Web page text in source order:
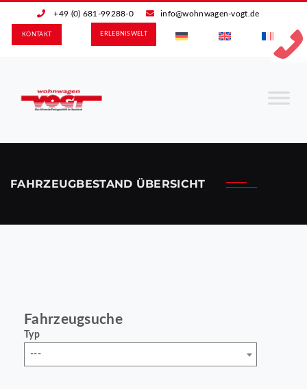
+49 (0) 681-99288-0 info@wohnwagen-vogt.de
ERLEBNIS­WELT
KONTAKT
FAHRZEUGBESTAND ÜBERSICHT
Fahrzeugsuche
Typ
---